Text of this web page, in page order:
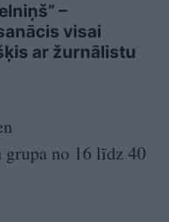
–
visai
ar žurnālistu
no 16 līdz 40